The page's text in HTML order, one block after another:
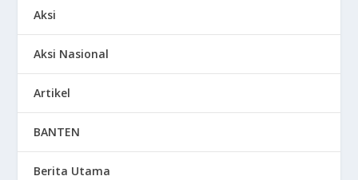
Aksi
Aksi Nasional
Artikel
BANTEN
Berita Utama